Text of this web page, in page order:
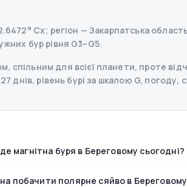
Сх; регіон — Закарпатська
бур рівня G3–G5.
спільним для всієї планети, проте
рівень бурі за шкалою G, погоду,
магнітна буря в Береговому сьогодні?
побачити полярне сяйво в